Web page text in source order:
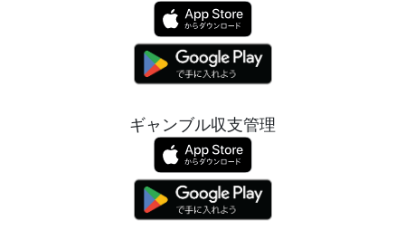
ギャンブル収支管理